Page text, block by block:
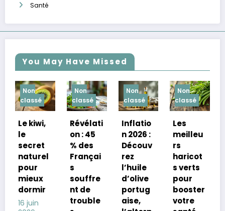
Santé
You May Have Missed
Non
classé
Révélati
on : 45
% des
Françai
s
souffre
nt de
trouble
Non
classé
Inflatio
n 2026 :
Découv
rez
l’huile
d’olive
portug
aise,
Non
classé
Les
meilleu
rs
haricot
s verts
pour
booster
votre
Non
classé
Myrtille
s : le
secret
naturel
pour
réduire
votre
cholest